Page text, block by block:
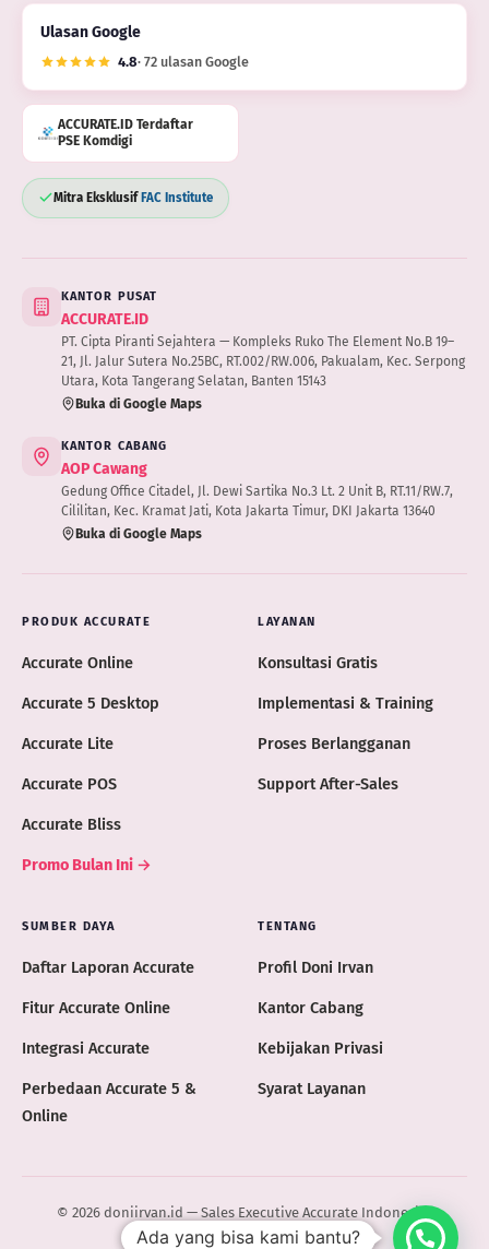
Ulasan Google
4.8· 72 ulasan Google
ACCURATE.ID Terdaftar
PSE Komdigi
Mitra Eksklusif FAC Institute
KANTOR PUSAT
ACCURATE.ID
PT. Cipta Piranti Sejahtera — Kompleks Ruko The Element No.B 19–
21, Jl. Jalur Sutera No.25BC, RT.002/RW.006, Pakualam, Kec. Serpong
Utara, Kota Tangerang Selatan, Banten 15143
Buka di Google Maps
KANTOR CABANG
AOP Cawang
Gedung Office Citadel, Jl. Dewi Sartika No.3 Lt. 2 Unit B, RT.11/RW.7,
Cililitan, Kec. Kramat Jati, Kota Jakarta Timur, DKI Jakarta 13640
Buka di Google Maps
PRODUK ACCURATE
Accurate Online
Accurate 5 Desktop
Accurate Lite
Accurate POS
Accurate Bliss
Promo Bulan Ini →
LAYANAN
Konsultasi Gratis
Implementasi & Training
Proses Berlangganan
Support After-Sales
SUMBER DAYA
Daftar Laporan Accurate
Fitur Accurate Online
Integrasi Accurate
Perbedaan Accurate 5 &
Online
TENTANG
Profil Doni Irvan
Kantor Cabang
Kebijakan Privasi
Syarat Layanan
© 2026 doniirvan.id — Sales Executive Accurate Indonesia ·
ACCURATE.ID
Ada yang bisa kami bantu?